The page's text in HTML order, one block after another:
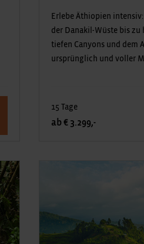
Erlebe Äthiopien
der Danakil-Wüste bis zu
tiefen Canyons und dem
ursprünglich und voller
15 Tage
ab € 3.299,-